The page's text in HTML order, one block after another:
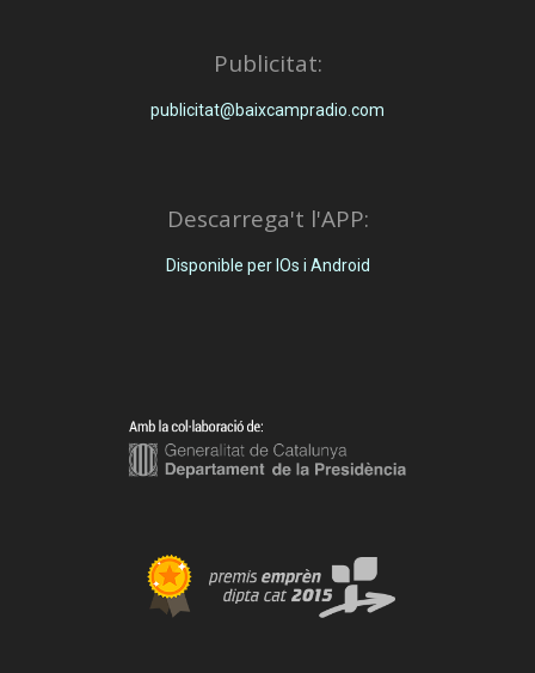
Publicitat:
publicitat@baixcampradio.com
Descarrega't l'APP:
Disponible per IOs i Android